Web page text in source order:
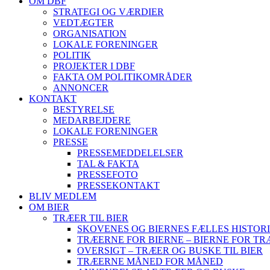
STRATEGI OG VÆRDIER
VEDTÆGTER
ORGANISATION
LOKALE FORENINGER
POLITIK
PROJEKTER I DBF
FAKTA OM POLITIKOMRÅDER
ANNONCER
KONTAKT
BESTYRELSE
MEDARBEJDERE
LOKALE FORENINGER
PRESSE
PRESSEMEDDELELSER
TAL & FAKTA
PRESSEFOTO
PRESSEKONTAKT
BLIV MEDLEM
OM BIER
TRÆER TIL BIER
SKOVENES OG BIERNES FÆLLES
TRÆERNE FOR BIERNE – BIERNE FOR
OVERSIGT – TRÆER OG BUSKE TIL BIER
TRÆERNE MÅNED FOR MÅNED